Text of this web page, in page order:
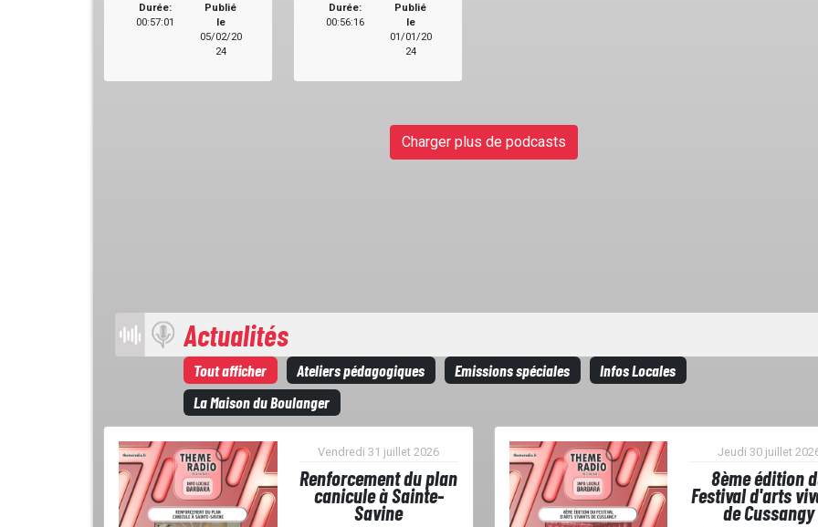
Durée:
00:57:01
Publié
le
05/02/20
24
Durée:
00:56:16
Publié
le
01/01/20
24
Charger plus de podcasts
Actualités
Tout afficher Ateliers pédagogiques Emissions spéciales
Infos Locales
La Maison du Boulanger
Vendredi 31 juillet 2026
Renforcement du plan
canicule à Sainte-
Savine
Jeudi 30 juillet
8ème édition
Festival d'arts
de Cussangy